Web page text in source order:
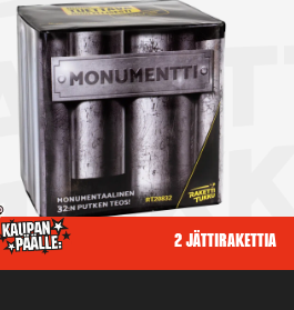
2 jättirakettia